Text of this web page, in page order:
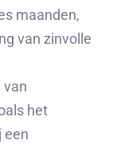
maanden,
van zinvolle
van
het
een